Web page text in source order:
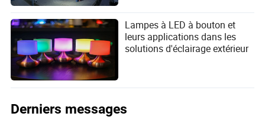
Lampes à LED à bouton et
leurs applications dans les
solutions d'éclairage extérieur
Derniers messages